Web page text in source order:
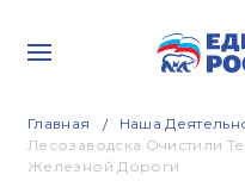
Главная Наша
Лесозаводска Очистили
Железной Дороги